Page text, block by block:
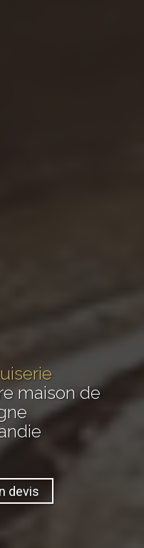
maison de
devis